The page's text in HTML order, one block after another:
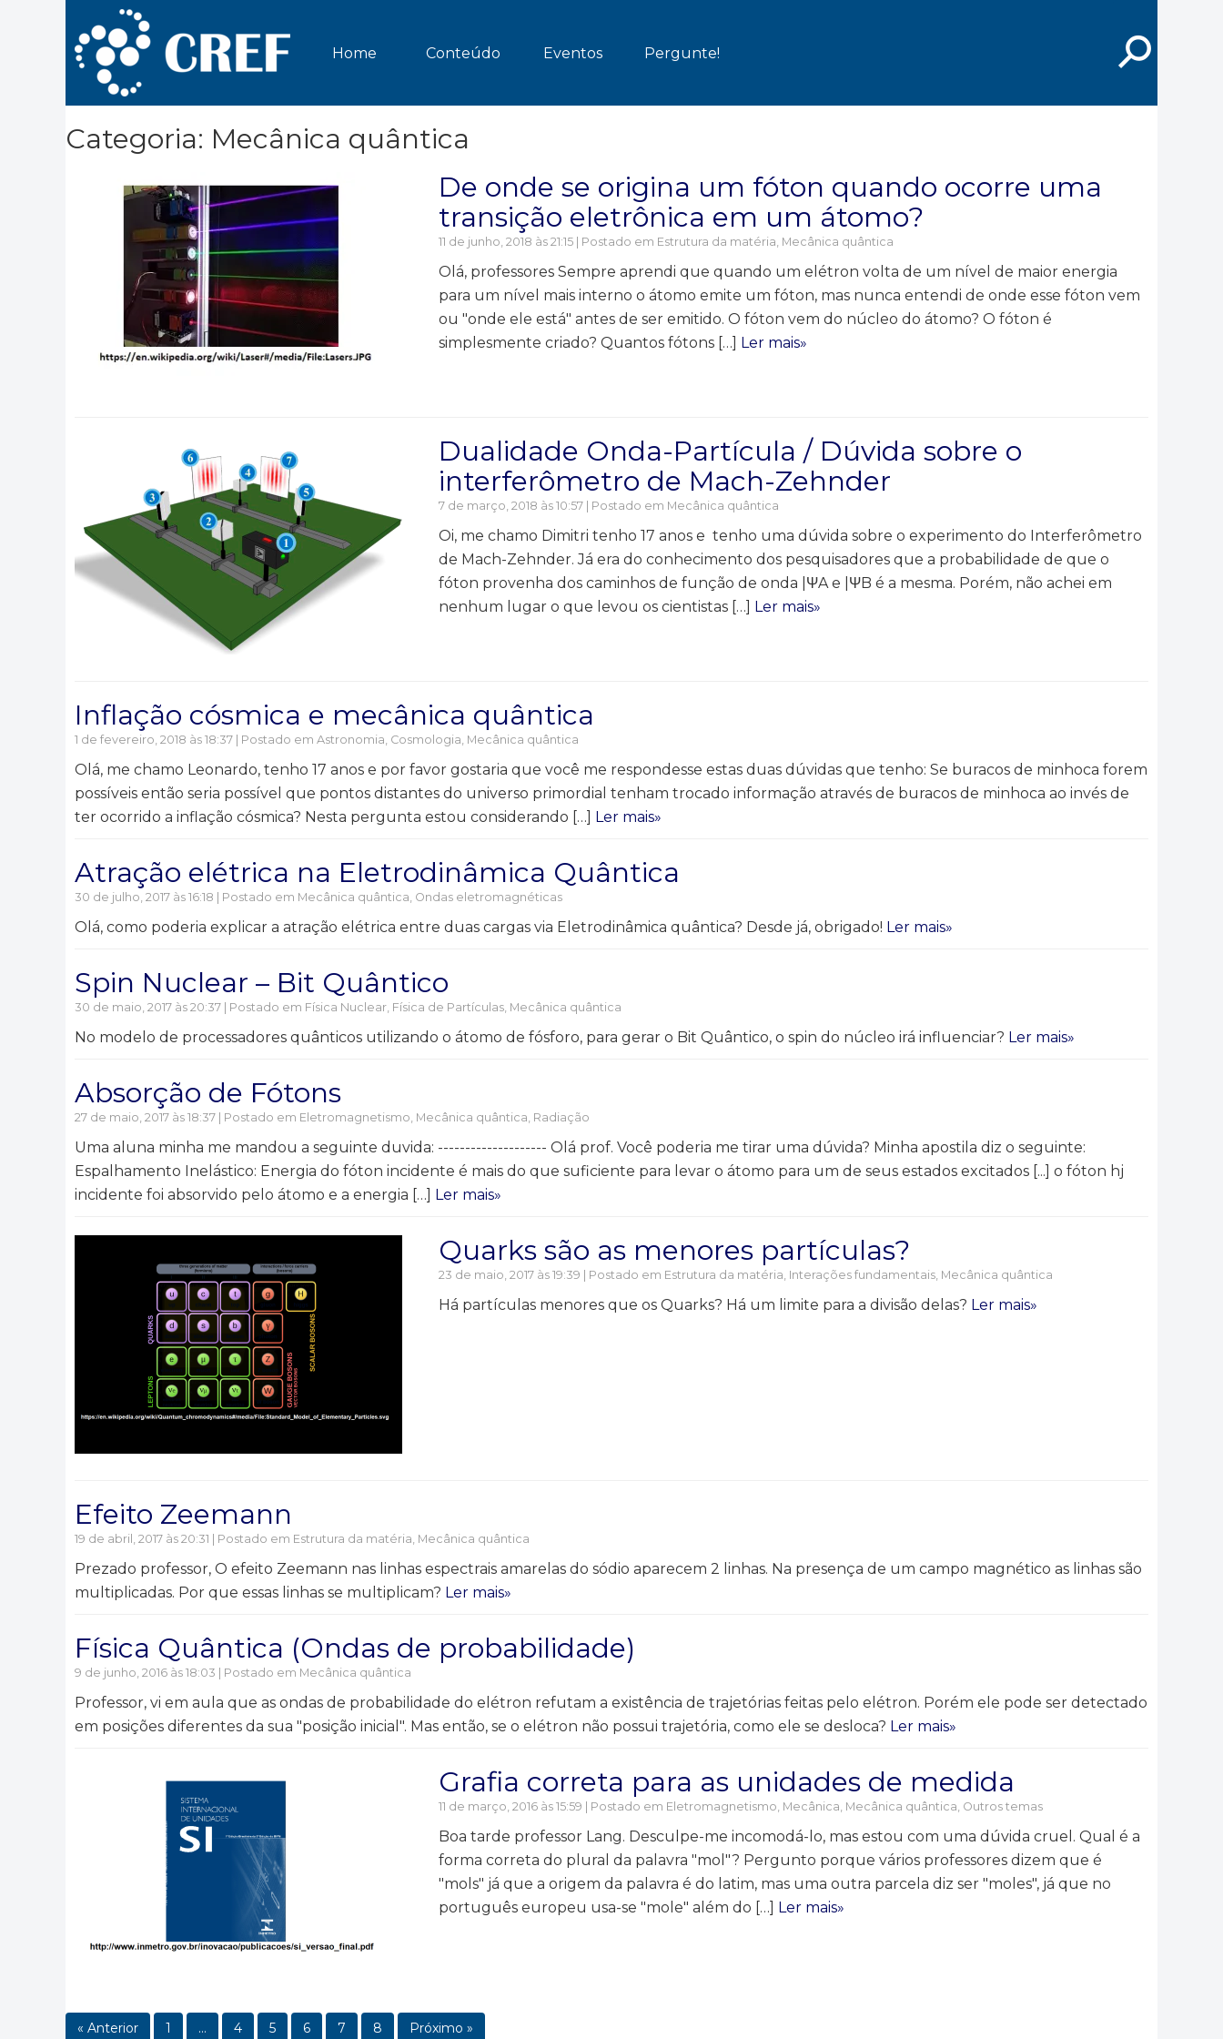
⚲
Home Conteúdo Eventos Pergunte!
Categoria: Mecânica quântica
De onde se origina um fóton quando ocorre uma
transição eletrônica em um átomo?
11 de junho, 2018 às 21:15 | Postado em Estrutura da matéria, Mecânica quântica
Olá, professores Sempre aprendi que quando um elétron volta de um nível de maior energia
para um nível mais interno o átomo emite um fóton, mas nunca entendi de onde esse fóton vem
ou "onde ele está" antes de ser emitido. O fóton vem do núcleo do átomo? O fóton é
simplesmente criado? Quantos fótons […] Ler mais»
Dualidade Onda-Partícula / Dúvida sobre o
interferômetro de Mach-Zehnder
7 de março, 2018 às 10:57 | Postado em Mecânica quântica
Oi, me chamo Dimitri tenho 17 anos e tenho uma dúvida sobre o experimento do Interferômetro
de Mach-Zehnder. Já era do conhecimento dos pesquisadores que a probabilidade de que o
fóton provenha dos caminhos de função de onda |ΨA e |ΨB é a mesma. Porém, não achei em
nenhum lugar o que levou os cientistas […] Ler mais»
Inflação cósmica e mecânica quântica
1 de fevereiro, 2018 às 18:37 | Postado em Astronomia, Cosmologia, Mecânica quântica
Olá, me chamo Leonardo, tenho 17 anos e por favor gostaria que você me respondesse estas duas dúvidas que tenho: Se buracos de minhoca forem
possíveis então seria possível que pontos distantes do universo primordial tenham trocado informação através de buracos de minhoca ao invés de
ter ocorrido a inflação cósmica? Nesta pergunta estou considerando […] Ler mais»
Atração elétrica na Eletrodinâmica Quântica
30 de julho, 2017 às 16:18 | Postado em Mecânica quântica, Ondas eletromagnéticas
Olá, como poderia explicar a atração elétrica entre duas cargas via Eletrodinâmica quântica? Desde já, obrigado! Ler mais»
Spin Nuclear – Bit Quântico
30 de maio, 2017 às 20:37 | Postado em Física Nuclear, Física de Partículas, Mecânica quântica
No modelo de processadores quânticos utilizando o átomo de fósforo, para gerar o Bit Quântico, o spin do núcleo irá influenciar? Ler mais»
Absorção de Fótons
27 de maio, 2017 às 18:37 | Postado em Eletromagnetismo, Mecânica quântica, Radiação
Uma aluna minha me mandou a seguinte duvida: -------------------- Olá prof. Você poderia me tirar uma dúvida? Minha apostila diz o seguinte:
Espalhamento Inelástico: Energia do fóton incidente é mais do que suficiente para levar o átomo para um de seus estados excitados [...] o fóton hj
incidente foi absorvido pelo átomo e a energia […] Ler mais»
Quarks são as menores partículas?
23 de maio, 2017 às 19:39 | Postado em Estrutura da matéria, Interações fundamentais, Mecânica quântica
Há partículas menores que os Quarks? Há um limite para a divisão delas? Ler mais»
Efeito Zeemann
19 de abril, 2017 às 20:31 | Postado em Estrutura da matéria, Mecânica quântica
Prezado professor, O efeito Zeemann nas linhas espectrais amarelas do sódio aparecem 2 linhas. Na presença de um campo magnético as linhas são
multiplicadas. Por que essas linhas se multiplicam? Ler mais»
Física Quântica (Ondas de probabilidade)
9 de junho, 2016 às 18:03 | Postado em Mecânica quântica
Professor, vi em aula que as ondas de probabilidade do elétron refutam a existência de trajetórias feitas pelo elétron. Porém ele pode ser detectado
em posições diferentes da sua "posição inicial". Mas então, se o elétron não possui trajetória, como ele se desloca? Ler mais»
Grafia correta para as unidades de medida
11 de março, 2016 às 15:59 | Postado em Eletromagnetismo, Mecânica, Mecânica quântica, Outros temas
Boa tarde professor Lang. Desculpe-me incomodá-lo, mas estou com uma dúvida cruel. Qual é a
forma correta do plural da palavra "mol"? Pergunto porque vários professores dizem que é
"mols" já que a origem da palavra é do latim, mas uma outra parcela diz ser "moles", já que no
português europeu usa-se "mole" além do […] Ler mais»
« Anterior 1 … 4 5 6 7 8 Próximo »